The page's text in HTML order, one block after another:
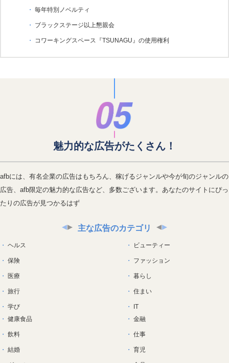
毎年特別ノベルティ
ブラックステージ以上懇親会
コワーキングスペース『TSUNAGU』の使用権利
魅力的な広告がたくさん！
afbには、有名企業の広告はもちろん、稼げるジャンルや今が旬のジャンルの
広告、afb限定の魅力的な広告など、多数ございます。あなたのサイトにぴっ
たりの広告が見つかるはず
主な広告のカテゴリ
ヘルス
保険
医療
旅行
学び
ビューティー
ファッション
暮らし
住まい
IT
健康食品
飲料
結婚
金融
仕事
育児